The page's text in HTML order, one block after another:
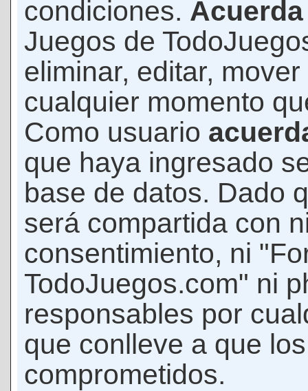
condiciones. Acuerda
Juegos de
eliminar, editar,
cualquier momento
Como usuario
que haya ingresado
base de datos. Dado
será compartida con
consentimiento, ni
TodoJuegos.com" ni
responsables por
que conlleve a que
comprometidos.